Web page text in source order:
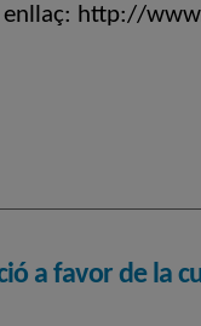
enllaç: http://
a favor de la